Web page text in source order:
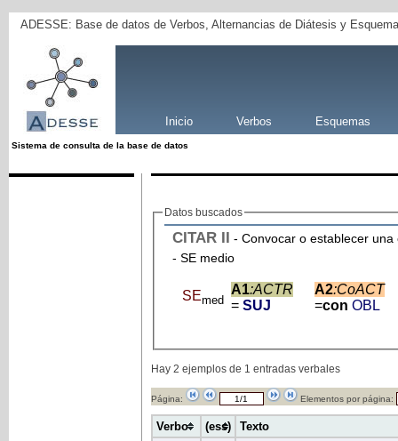
ADESSE: Base de datos de Verbos, Alternancias de Diátesis y
Inicio Verbos Esquemas
Sistema de consulta de la base de datos
Datos buscados
CITAR II - Convocar o establecer
- SE medio
SEmed
A1:ACTR
= SUJ
A2:CoACT
=con OBL
Hay 2 ejemplos de 1 entradas verbales
Página: Elementos por página:
Verbo (ess) Texto